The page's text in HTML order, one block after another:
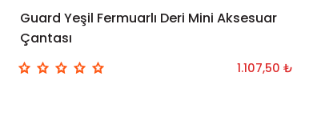
Guard Yeşil Fermuarlı Deri Mini Aksesuar
Çantası
1.107,50 ₺